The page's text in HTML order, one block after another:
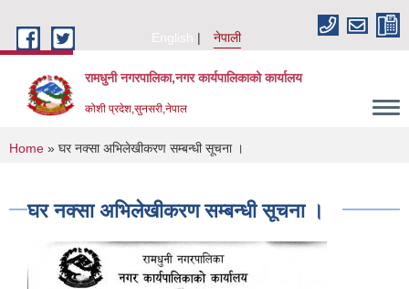
English
नेपाली
रामधुनी नगरपालिका,नगर कार्यपालिकाको कार्यालय
कोशी प्रदेश,सुनसरी,नेपाल
You are here
Home » घर नक्सा अभिलेखीकरण सम्बन्धी सूचना ।
घर नक्सा अभिलेखीकरण सम्बन्धी सूचना ।